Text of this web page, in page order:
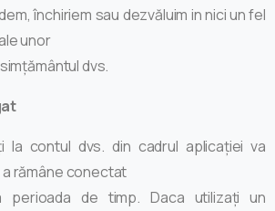
închiriem sau dezvăluim in nici un fel
unor
dvs.
la contul dvs. din cadrul aplicației va
rămâne conectat
perioada de timp. Daca utilizați un